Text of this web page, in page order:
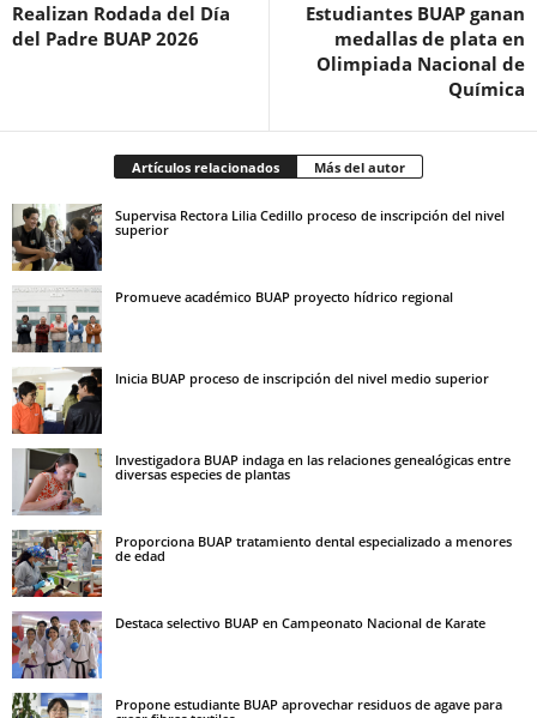
Realizan Rodada del Día
del Padre BUAP 2026
Estudiantes BUAP ganan
medallas de plata en
Olimpiada Nacional de
Química
Artículos relacionados Más del autor
Supervisa Rectora Lilia Cedillo proceso de inscripción del nivel
superior
Promueve académico BUAP proyecto hídrico regional
Inicia BUAP proceso de inscripción del nivel medio superior
Investigadora BUAP indaga en las relaciones genealógicas entre
diversas especies de plantas
Proporciona BUAP tratamiento dental especializado a menores
de edad
Destaca selectivo BUAP en Campeonato Nacional de Karate
Propone estudiante BUAP aprovechar residuos de agave para